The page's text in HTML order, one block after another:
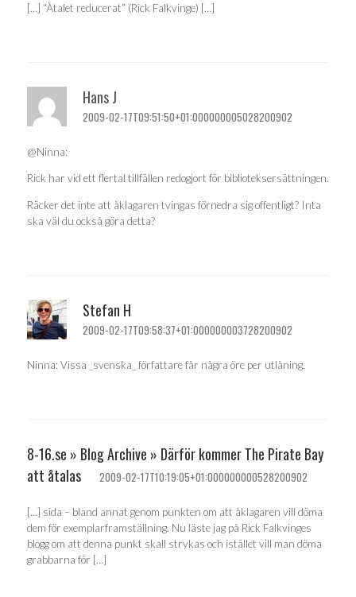
[…] “Åtalet reducerat” (Rick Falkvinge) […]
Hans J
2009-02-17T09:51:50+01:000000005028200902
@Ninna:
Rick har vid ett flertal tillfällen redogjort för biblioteksersättningen.
Räcker det inte att åklagaren tvingas förnedra sig offentligt? Inta
ska väl du också göra detta?
Stefan H
2009-02-17T09:58:37+01:000000003728200902
Ninna: Vissa _svenska_ författare får några öre per utlåning.
8-16.se » Blog Archive » Därför kommer The Pirate Bay
att åtalas
2009-02-17T10:19:05+01:000000000528200902
[…] sida – bland annat genom punkten om att åklagaren vill döma
dem för exemplarframställning. Nu läste jag på Rick Falkvinges
blogg om att denna punkt skall strykas och istället vill man döma
grabbarna för […]